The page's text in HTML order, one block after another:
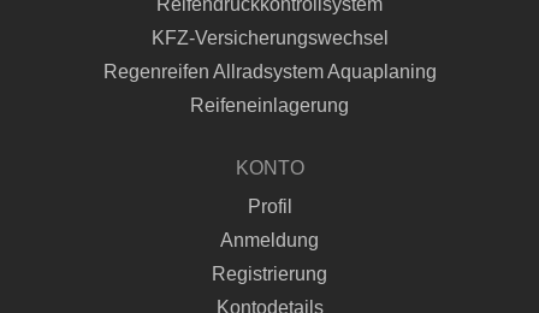
KFZ-Versicherungswechsel
Regenreifen Allradsystem Aquaplaning
Reifeneinlagerung
KONTO
Profil
Anmeldung
Registrierung
Kontodetails